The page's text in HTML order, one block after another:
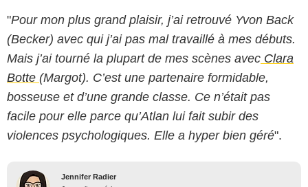
"Pour mon plus grand plaisir, j’ai retrouvé Yvon Back
(Becker) avec qui j’ai pas mal travaillé à mes débuts.
Mais j’ai tourné la plupart de mes scènes avec Clara
Botte (Margot). C’est une partenaire formidable,
bosseuse et d’une grande classe. Ce n’était pas
facile pour elle parce qu’Atlan lui fait subir des
violences psychologiques. Elle a hyper bien géré".
Jennifer Radier